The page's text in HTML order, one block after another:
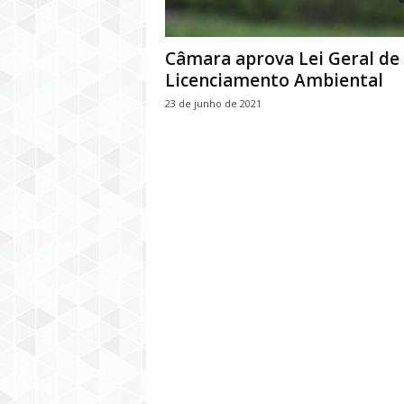
Câmara aprova Lei Geral de
Licenciamento Ambiental
23 de junho de 2021